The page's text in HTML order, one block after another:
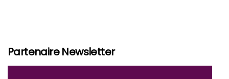
Partenaire Newsletter